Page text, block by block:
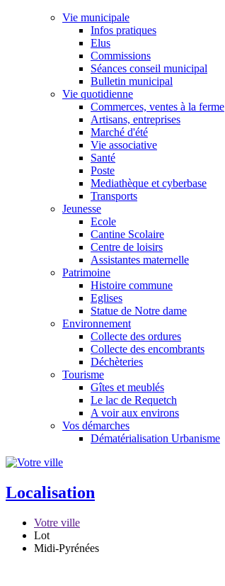
Vie municipale
Infos pratiques
Elus
Commissions
Séances conseil municipal
Bulletin municipal
Vie quotidienne
Commerces, ventes à la ferme
Artisans, entreprises
Marché d'été
Vie associative
Santé
Poste
Mediathèque et cyberbase
Transports
Jeunesse
Ecole
Cantine Scolaire
Centre de loisirs
Assistantes maternelle
Patrimoine
Histoire commune
Eglises
Statue de Notre dame
Environnement
Collecte des ordures
Collecte des encombrants
Déchèteries
Tourisme
Gîtes et meublés
Le lac de Requetch
A voir aux environs
Vos démarches
Dématérialisation Urbanisme
Localisation
Votre ville
Lot
Midi-Pyrénées